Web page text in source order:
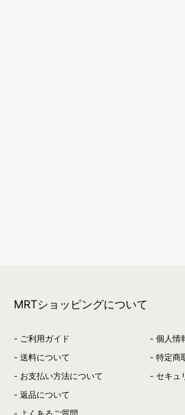
MRTショッピングについて
ご利用ガイド
送料について
お支払い方法について
返品について
個人情
特定商
セキュ